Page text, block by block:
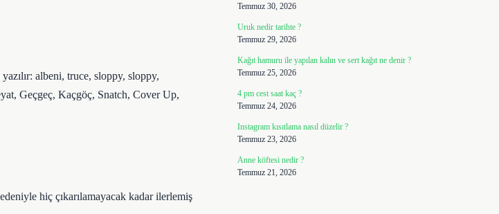
albeni, truce, sloppy, sloppy,
Geçgeç, Kaçgöç, Snatch, Cover Up,
hiç çıkarılamayacak kadar ilerlemiş
Temmuz 30, 2026
Uruk nedir tarihte ?
Temmuz 29, 2026
Kağıt hamuru ile yapılan kalın ve sert kağıt ne denir ?
Temmuz 25, 2026
4 pm cest saat kaç ?
Temmuz 24, 2026
Instagram kısıtlama nasıl düzelir ?
Temmuz 23, 2026
Anne köftesi nedir ?
Temmuz 21, 2026